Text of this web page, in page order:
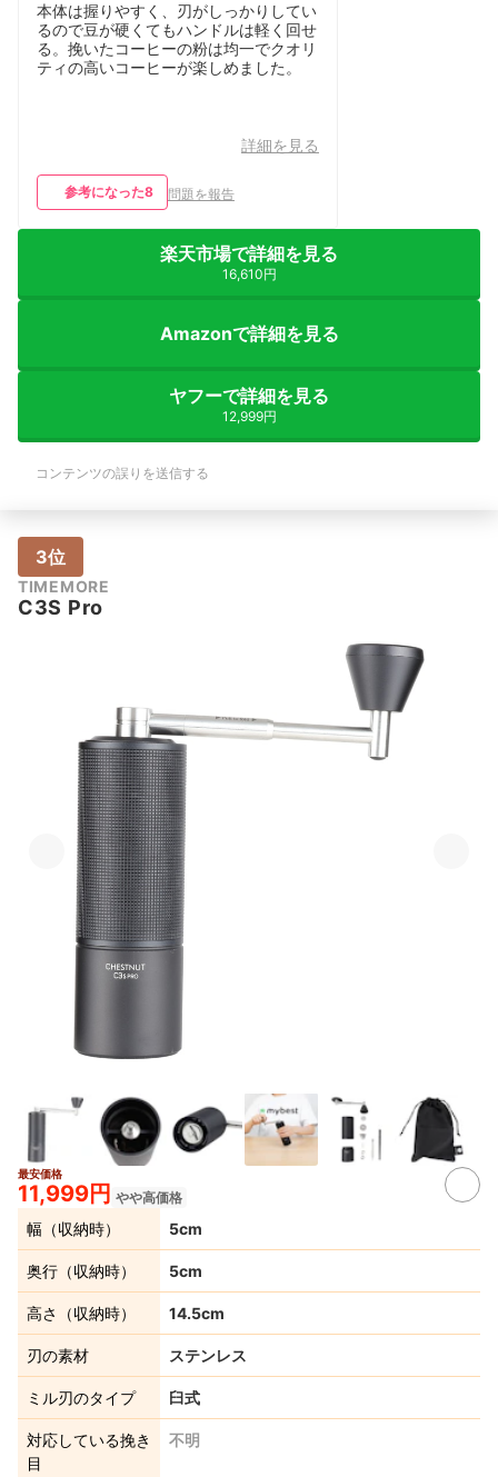
本体は握りやすく、刃がしっかりしてい
るので豆が硬くてもハンドルは軽く回せ
る。挽いたコーヒーの粉は均一でクオリ
ティの高いコーヒーが楽しめました。
詳細を見る
参考になった8 問題を報告
楽天市場で詳細を見る
16,610円
Amazonで詳細を見る
ヤフーで詳細を見る
12,999円
コンテンツの誤りを送信する
3位
TIMEMORE
C3S Pro
最安価格
11,999円 やや高価格
幅（収納時） 5cm
奥行（収納時） 5cm
高さ（収納時） 14.5cm
刃の素材 ステンレス
ミル刃のタイプ 臼式
対応している挽き
目
不明